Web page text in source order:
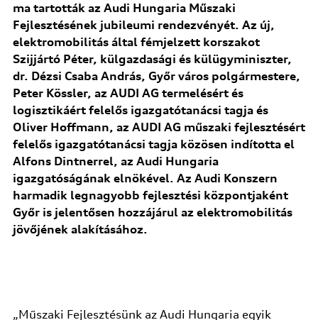
ma tartották az Audi Hungaria Műszaki
Fejlesztésének jubileumi rendezvényét. Az új,
elektromobilitás által fémjelzett korszakot
Szijjártó Péter, külgazdasági és külügyminiszter,
dr. Dézsi Csaba András, Győr város polgármestere,
Peter Kössler, az AUDI AG termelésért és
logisztikáért felelős igazgatótanácsi tagja és
Oliver Hoffmann, az AUDI AG műszaki fejlesztésért
felelős igazgatótanácsi tagja közösen indította el
Alfons Dintnerrel, az Audi Hungaria
igazgatóságának elnökével. Az Audi Konszern
harmadik legnagyobb fejlesztési központjaként
Győr is jelentősen hozzájárul az elektromobilitás
jövőjének alakításához.
„Műszaki Fejlesztésünk az Audi Hungaria egyik